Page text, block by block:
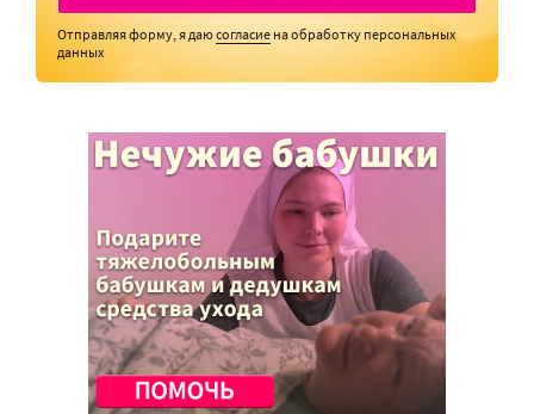
Отправляя форму, я даюсогласие на обработку персональных
данных